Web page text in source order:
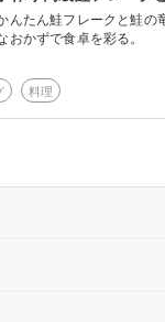
んたん鮭フレークと鮭の
かずで食卓を彩る。
料理